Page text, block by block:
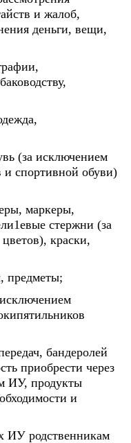
и жалоб,
деньги, вещи,
(за исключением
спортивной обуви)
маркеры,
стержни (за
краски,
предметы;
бандеролей
приобрести через
ИУ, продукты
и
ИУ родственникам